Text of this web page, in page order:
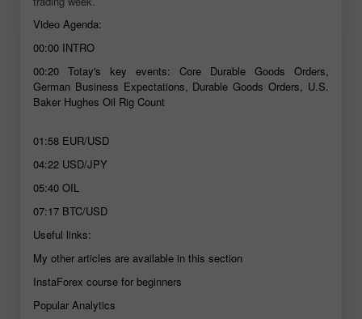
Video Agenda:
00:00 INTRO
00:20 Totay's key events: Core Durable Goods Orders,
German Business Expectations, Durable Goods Orders, U.S.
Baker Hughes Oil Rig Count
01:58 EUR/USD
04:22 USD/JPY
05:40 OIL
07:17 BTC/USD
Useful links:
My other articles are available in this section
InstaForex course for beginners
Popular Analytics